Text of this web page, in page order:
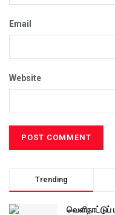
Email
Website
Trending